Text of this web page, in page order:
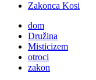
Zakonca Kosi
dom
Družina
Misticizem
otroci
zakon